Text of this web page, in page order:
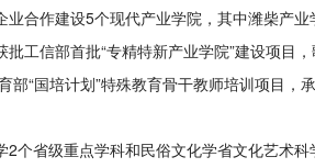
业合作建设5个现代产业学院，其中潍柴产
工信部首批“专精特新产业学院”建设项目
部“国培计划”特殊教育骨干教师培训项目，
2个省级重点学科和民俗文化学省文化艺术